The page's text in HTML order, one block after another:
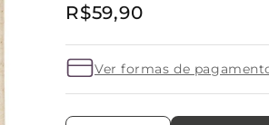
R$59,90
Ver formas de